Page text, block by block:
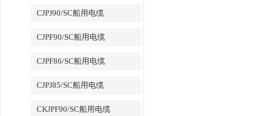
CJPJ90/SC船用电缆
CJPF90/SC船用电缆
CJPF86/SC船用电缆
CJPJ85/SC船用电缆
CKJPF90/SC船用电缆